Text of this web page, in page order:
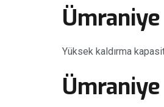
Yüksek kaldırma